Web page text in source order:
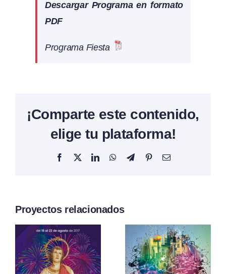
Descargar Programa en formato
PDF
Programa Fiesta
¡Comparte este contenido,
elige tu plataforma!
Facebook
X LinkedInWhatsAppTelegramPinterestCorreo
Proyectos relacionados